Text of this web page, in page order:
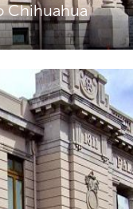
Chihuahua